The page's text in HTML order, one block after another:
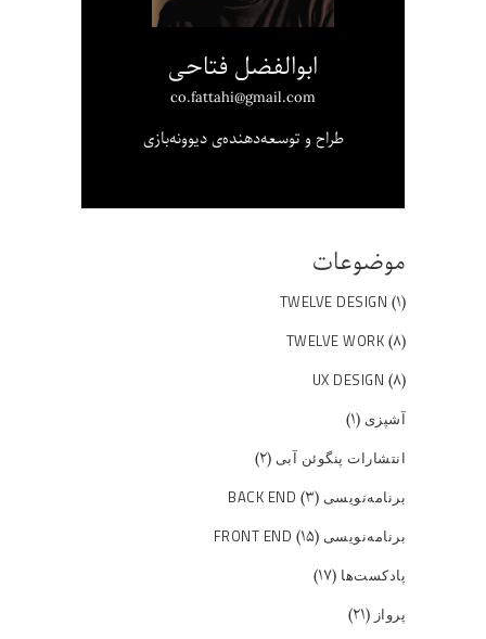
ابوالفضل فتاحی
co.fattahi@gmail.com
طراح و توسعه‌دهنده‌ی دیوونه‌بازی
موضوعات
TWELVE DESIGN (۱)
TWELVE WORK (۸)
UX DESIGN (۸)
آشپزی (۱)
انتشارات پنگوئن آبی (۲)
برنامه‌نویسی BACK END (۳)
برنامه‌نویسی FRONT END (۱۵)
پادکست‌ها (۱۷)
پرواز (۲۱)